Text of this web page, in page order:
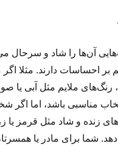
آن‌ها را شاد و سرحال
بر احساسات دارند. مثلا اگر
رنگ‌های ملایم مثل آبی یا
مناسبی باشد، اما اگر
زنده و شاد مثل قرمز یا
شما برای مادر یا